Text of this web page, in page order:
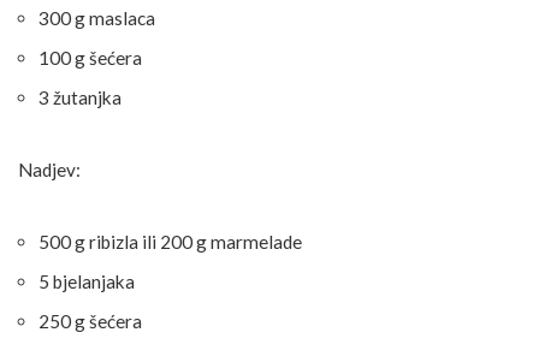
300 g maslaca
100 g šećera
3 žutanjka
Nadjev:
500 g ribizla ili 200 g marmelade
5 bjelanjaka
250 g šećera